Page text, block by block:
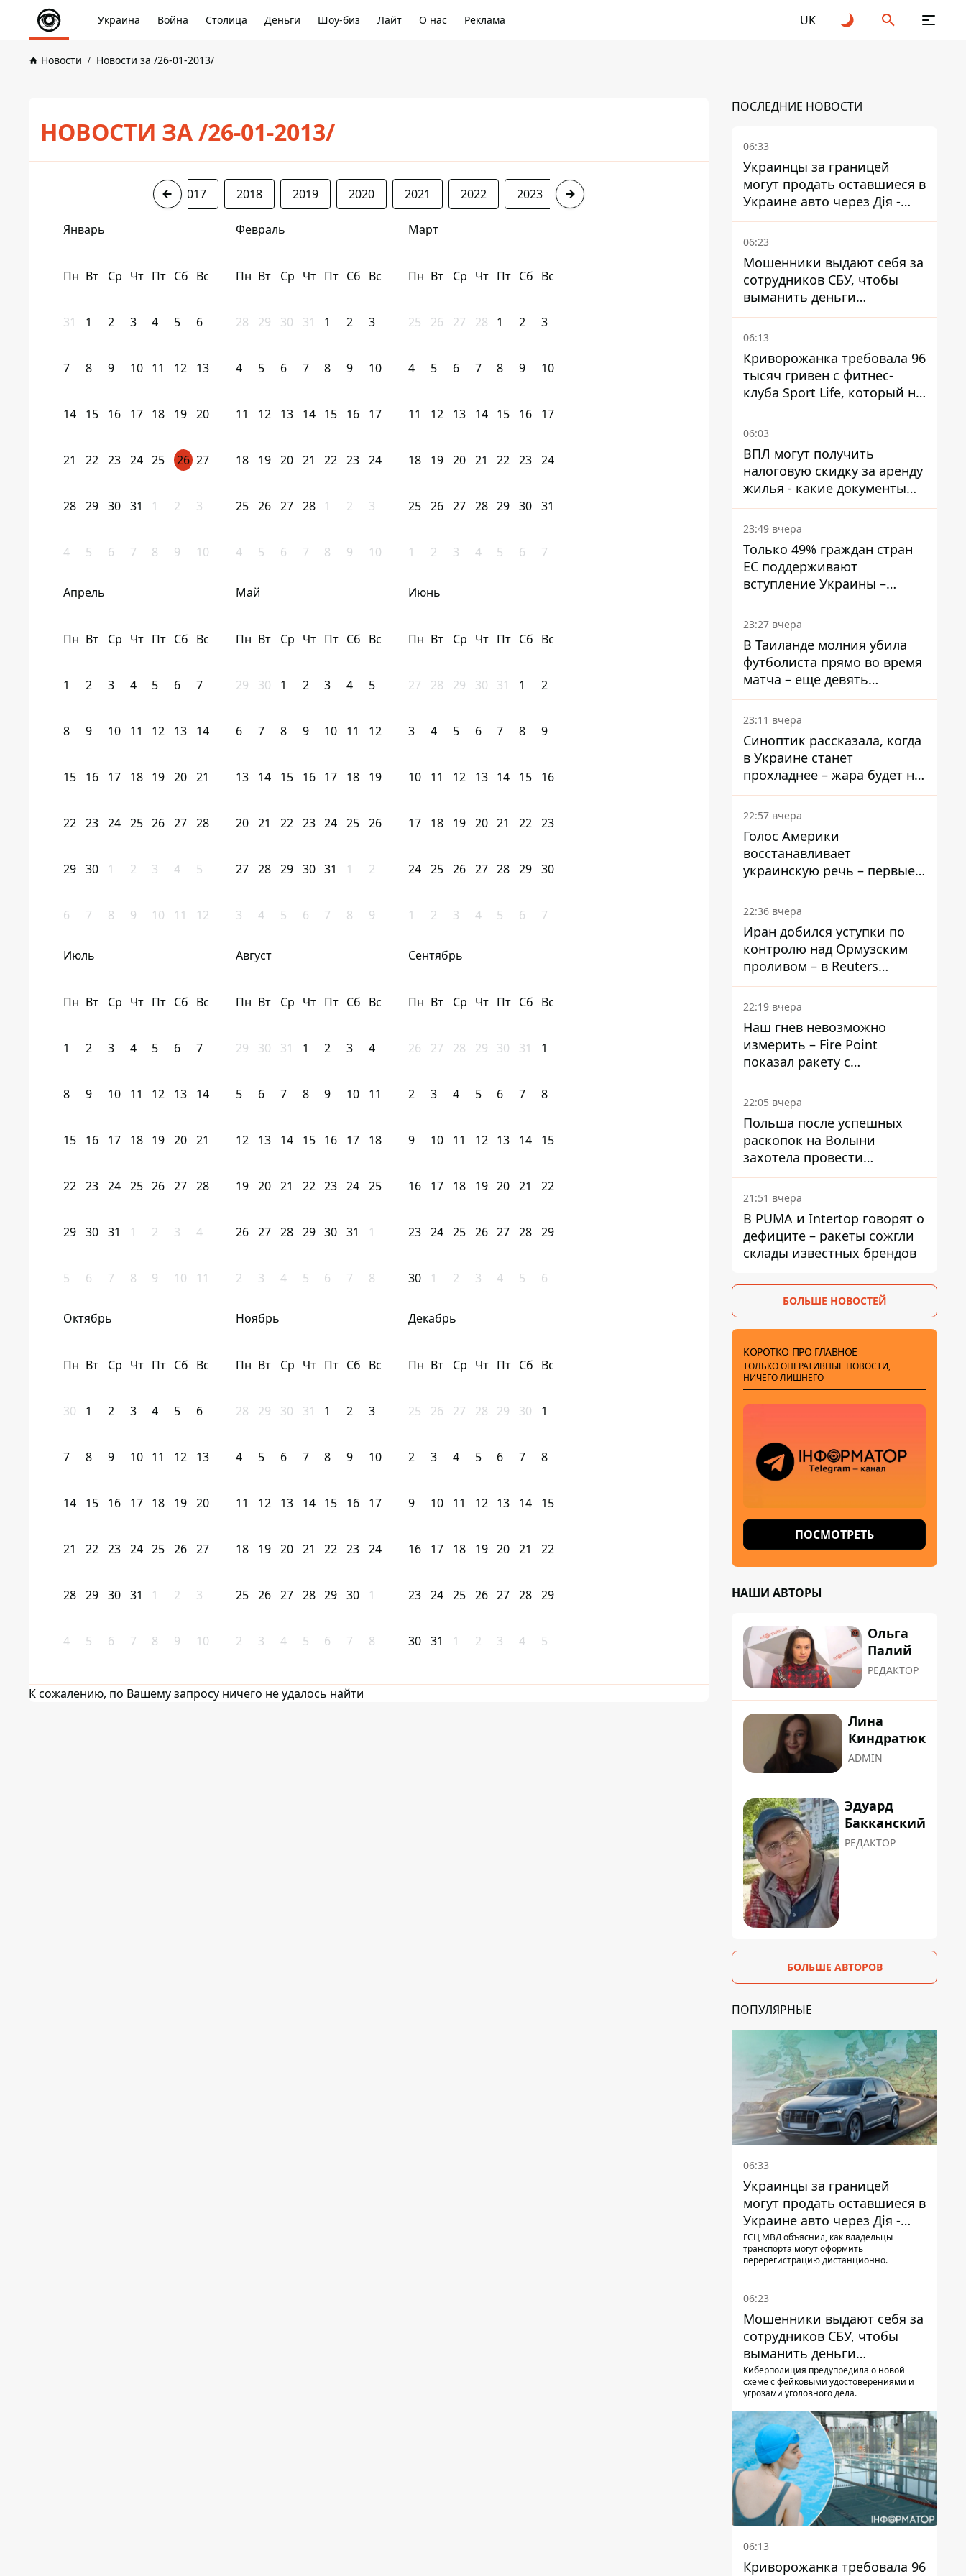
Украина Война Столица Деньги Шоу-биз Лайт О нас Реклама UK
Новости Новости за /26-01-2013/
НОВОСТИ ЗА /26-01-2013/
2017 2018 2019 2020 2021 2022 2023 2024
Январь
Пн Вт Ср Чт Пт Сб Вс
31 1 2 3 4 5 6
7 8 9 10 11 12 13
14 15 16 17 18 19 20
21 22 23 24 25 26 27
28 29 30 31 1 2 3
4 5 6 7 8 9 10
Февраль
Пн Вт Ср Чт Пт Сб Вс
28 29 30 31 1 2 3
4 5 6 7 8 9 10
11 12 13 14 15 16 17
18 19 20 21 22 23 24
25 26 27 28 1 2 3
4 5 6 7 8 9 10
Март
Пн Вт Ср Чт Пт Сб Вс
25 26 27 28 1 2 3
4 5 6 7 8 9 10
11 12 13 14 15 16 17
18 19 20 21 22 23 24
25 26 27 28 29 30 31
1 2 3 4 5 6 7
Апрель
Пн Вт Ср Чт Пт Сб Вс
1 2 3 4 5 6 7
8 9 10 11 12 13 14
15 16 17 18 19 20 21
22 23 24 25 26 27 28
29 30 1 2 3 4 5
6 7 8 9 10 11 12
Май
Пн Вт Ср Чт Пт Сб Вс
29 30 1 2 3 4 5
6 7 8 9 10 11 12
13 14 15 16 17 18 19
20 21 22 23 24 25 26
27 28 29 30 31 1 2
3 4 5 6 7 8 9
Июнь
Пн Вт Ср Чт Пт Сб Вс
27 28 29 30 31 1 2
3 4 5 6 7 8 9
10 11 12 13 14 15 16
17 18 19 20 21 22 23
24 25 26 27 28 29 30
1 2 3 4 5 6 7
Июль
Пн Вт Ср Чт Пт Сб Вс
1 2 3 4 5 6 7
8 9 10 11 12 13 14
15 16 17 18 19 20 21
22 23 24 25 26 27 28
29 30 31 1 2 3 4
5 6 7 8 9 10 11
Август
Пн Вт Ср Чт Пт Сб Вс
29 30 31 1 2 3 4
5 6 7 8 9 10 11
12 13 14 15 16 17 18
19 20 21 22 23 24 25
26 27 28 29 30 31 1
2 3 4 5 6 7 8
Сентябрь
Пн Вт Ср Чт Пт Сб Вс
26 27 28 29 30 31 1
2 3 4 5 6 7 8
9 10 11 12 13 14 15
16 17 18 19 20 21 22
23 24 25 26 27 28 29
30 1 2 3 4 5 6
Октябрь
Пн Вт Ср Чт Пт Сб Вс
30 1 2 3 4 5 6
7 8 9 10 11 12 13
14 15 16 17 18 19 20
21 22 23 24 25 26 27
28 29 30 31 1 2 3
4 5 6 7 8 9 10
Ноябрь
Пн Вт Ср Чт Пт Сб Вс
28 29 30 31 1 2 3
4 5 6 7 8 9 10
11 12 13 14 15 16 17
18 19 20 21 22 23 24
25 26 27 28 29 30 1
2 3 4 5 6 7 8
Декабрь
Пн Вт Ср Чт Пт Сб Вс
25 26 27 28 29 30 1
2 3 4 5 6 7 8
9 10 11 12 13 14 15
16 17 18 19 20 21 22
23 24 25 26 27 28 29
30 31 1 2 3 4 5
К сожалению, по Вашему запросу ничего не удалось найти
ПОСЛЕДНИЕ НОВОСТИ
06:33
Украинцы за границей
могут продать оставшиеся в
Украине авто через Дія -
МВД
06:23
Мошенники выдают себя за
сотрудников СБУ, чтобы
выманить деньги
украинцев
06:13
Криворожанка требовала 96
тысяч гривен с фитнес-
клуба Sport Life, который не
пускал ее в бассейн без
медицинской справки –
06:03
ВПЛ могут получить
налоговую скидку за аренду
жилья - какие документы
подать
23:49 вчера
Только 49% граждан стран
ЕС поддерживают
вступление Украины –
результаты опроса
23:27 вчера
В Таиланде молния убила
футболиста прямо во время
матча – еще девять
пострадали
23:11 вчера
Синоптик рассказала, когда
в Украине станет
прохладнее – жара будет не
долго
22:57 вчера
Голос Америки
восстанавливает
украинскую речь – первые
эфиры ожидаются на
следующей неделе
22:36 вчера
Иран добился уступки по
контролю над Ормузским
проливом – в Reuters
раскрыли детали
22:19 вчера
Наш гнев невозможно
измерить – Fire Point
показал ракету с
загадочной отметкой 723
22:05 вчера
Польша после успешных
раскопок на Волыни
захотела провести
эксгумацию в новых местах
21:51 вчера
В PUMA и Intertop говорят о
дефиците – ракеты сожгли
склады известных брендов
БОЛЬШЕ НОВОСТЕЙ
КОРОТКО ПРО ГЛАВНОЕ
ТОЛЬКО ОПЕРАТИВНЫЕ НОВОСТИ,
НИЧЕГО ЛИШНЕГО
ПОСМОТРЕТЬ
НАШИ АВТОРЫ
Ольга
Палий
РЕДАКТОР
Лина
Киндратюк
ADMIN
Эдуард
Бакканский
РЕДАКТОР
БОЛЬШЕ АВТОРОВ
ПОПУЛЯРНЫЕ
06:33
Украинцы за границей
могут продать оставшиеся в
Украине авто через Дія -
МВД
ГСЦ МВД объяснил, как владельцы
транспорта могут оформить
перерегистрацию дистанционно.
06:23
Мошенники выдают себя за
сотрудников СБУ, чтобы
выманить деньги
украинцев
Киберполиция предупредила о новой
схеме с фейковыми удостоверениями и
угрозами уголовного дела.
06:13
Криворожанка требовала 96